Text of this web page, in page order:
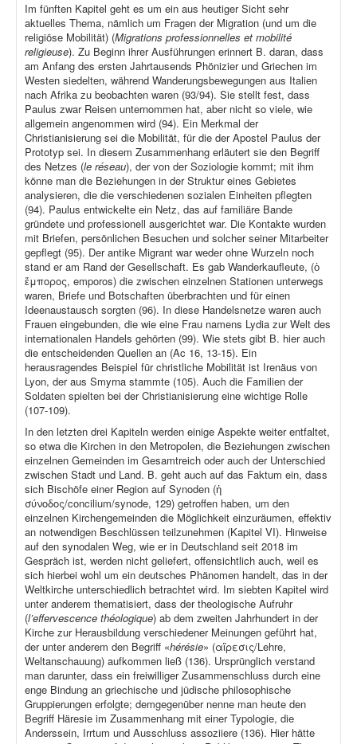
Im fünften Kapitel geht es um ein aus heutiger Sicht sehr
aktuelles Thema, nämlich um Fragen der Migration (und um die
religiöse Mobilität) (Migrations professionnelles et mobilité
religieuse). Zu Beginn ihrer Ausführungen erinnert B. daran, dass
am Anfang des ersten Jahrtausends Phönizier und Griechen im
Westen siedelten, während Wanderungsbewegungen aus Italien
nach Afrika zu beobachten waren (93/94). Sie stellt fest, dass
Paulus zwar Reisen unternommen hat, aber nicht so viele, wie
allgemein angenommen wird (94). Ein Merkmal der
Christianisierung sei die Mobilität, für die der Apostel Paulus der
Prototyp sei. In diesem Zusammenhang erläutert sie den Begriff
des Netzes (le réseau), der von der Soziologie kommt; mit ihm
könne man die Beziehungen in der Struktur eines Gebietes
analysieren, die die verschiedenen sozialen Einheiten pflegten
(94). Paulus entwickelte ein Netz, das auf familiäre Bande
gründete und professionell ausgerichtet war. Die Kontakte wurden
mit Briefen, persönlichen Besuchen und solcher seiner Mitarbeiter
gepflegt (95). Der antike Migrant war weder ohne Wurzeln noch
stand er am Rand der Gesellschaft. Es gab Wanderkaufleute, (ὁ
ἔμπορος, emporos) die zwischen einzelnen Stationen unterwegs
waren, Briefe und Botschaften überbrachten und für einen
Ideenaustausch sorgten (96). In diese Handelsnetze waren auch
Frauen eingebunden, die wie eine Frau namens Lydia zur Welt des
internationalen Handels gehörten (99). Wie stets gibt B. hier auch
die entscheidenden Quellen an (Ac 16, 13-15). Ein
herausragendes Beispiel für christliche Mobilität ist Irenäus von
Lyon, der aus Smyrna stammte (105). Auch die Familien der
Soldaten spielten bei der Christianisierung eine wichtige Rolle
(107-109).
In den letzten drei Kapiteln werden einige Aspekte weiter entfaltet,
so etwa die Kirchen in den Metropolen, die Beziehungen zwischen
einzelnen Gemeinden im Gesamtreich oder auch der Unterschied
zwischen Stadt und Land. B. geht auch auf das Faktum ein, dass
sich Bischöfe einer Region auf Synoden (ἡ
σύνοδος/concilium/synode, 129) getroffen haben, um den
einzelnen Kirchengemeinden die Möglichkeit einzuräumen, effektiv
an notwendigen Beschlüssen teilzunehmen (Kapitel VI). Hinweise
auf den synodalen Weg, wie er in Deutschland seit 2018 im
Gespräch ist, werden nicht geliefert, offensichtlich auch, weil es
sich hierbei wohl um ein deutsches Phänomen handelt, das in der
Weltkirche unterschiedlich betrachtet wird. Im siebten Kapitel wird
unter anderem thematisiert, dass der theologische Aufruhr
(l’effervescence théologique) ab dem zweiten Jahrhundert in der
Kirche zur Herausbildung verschiedener Meinungen geführt hat,
der unter anderem den Begriff «hérésie» (αἵρεσις/Lehre,
Weltanschauung) aufkommen ließ (136). Ursprünglich verstand
man darunter, dass ein freiwilliger Zusammenschluss durch eine
enge Bindung an griechische und jüdische philosophische
Gruppierungen erfolgte; demgegenüber nenne man heute den
Begriff Häresie im Zusammenhang mit einer Typologie, die
Anderssein, Irrtum und Ausschluss assoziiere (136). Hier hätte